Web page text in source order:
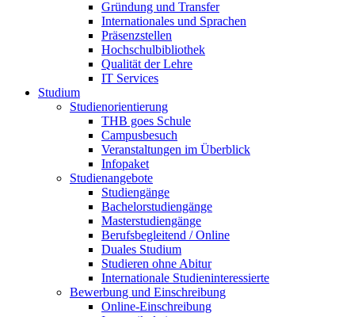
Gründung und Transfer
Internationales und Sprachen
Präsenzstellen
Hochschulbibliothek
Qualität der Lehre
IT Services
Studium
Studienorientierung
THB goes Schule
Campusbesuch
Veranstaltungen im Überblick
Infopaket
Studienangebote
Studiengänge
Bachelorstudiengänge
Masterstudiengänge
Berufsbegleitend / Online
Duales Studium
Studieren ohne Abitur
Internationale Studieninteressierte
Bewerbung und Einschreibung
Online-Einschreibung